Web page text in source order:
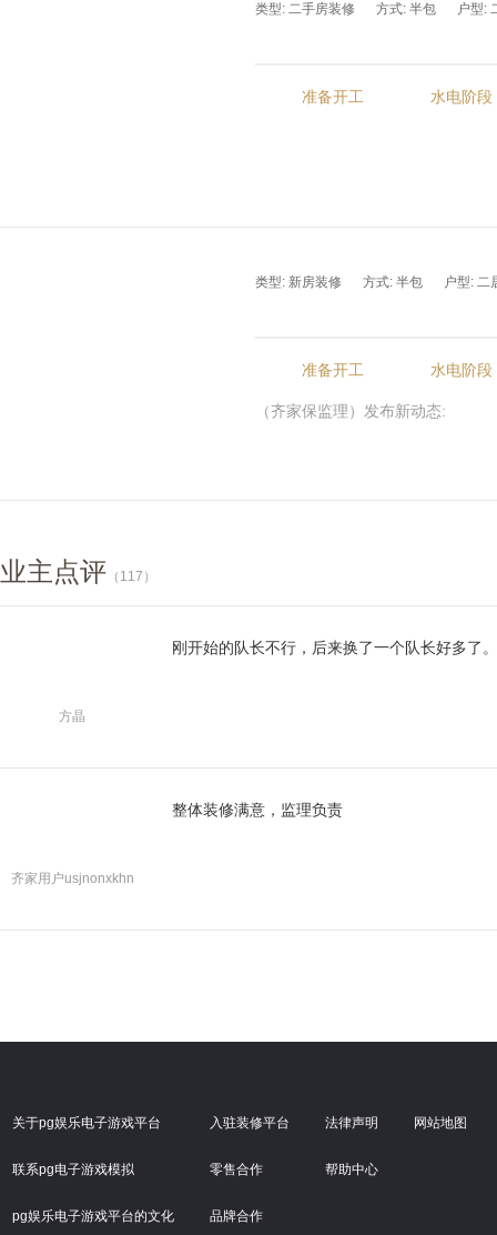
类型: 二手房装修 方式: 半包 户型:
准备开工 水电阶段
类型: 新房装修 方式: 半包 户型: 二
准备开工 水电阶段
（齐家保监理）发布新动态:
业主点评 （117）
方晶
刚开始的队长不行，后来换了一个队长好多了。
齐家用户usjnonxkhn
整体装修满意，监理负责
关于pg娱乐电子游戏平台
联系pg电子游戏模拟
pg娱乐电子游戏平台的文化
入驻装修平台
零售合作
品牌合作
法律声明
帮助中心
网站地图